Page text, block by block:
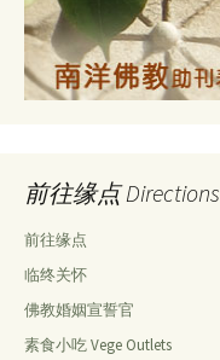
前往缘点 Directions
前往缘点
临终关怀
佛教婚姻宣誓官
素食小吃 Vege Outlets